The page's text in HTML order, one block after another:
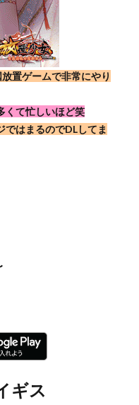
置ゲームで非常にやり
くて忙しいほど笑
ではまるのでDLしてま
ギス